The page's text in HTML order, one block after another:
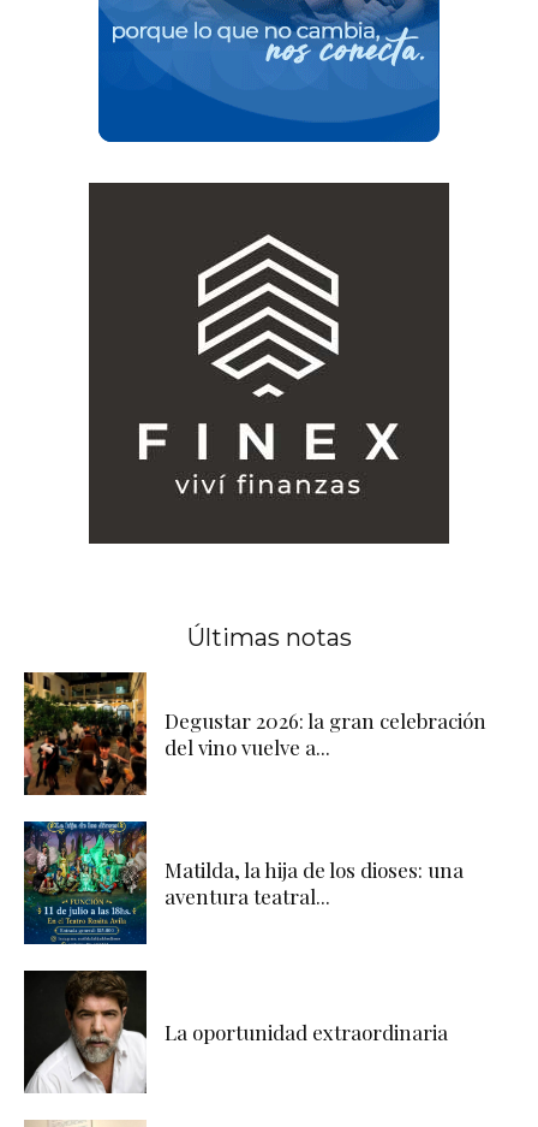
Últimas notas
Degustar 2026: la gran celebración
del vino vuelve a...
Matilda, la hija de los dioses: una
aventura teatral...
La oportunidad extraordinaria